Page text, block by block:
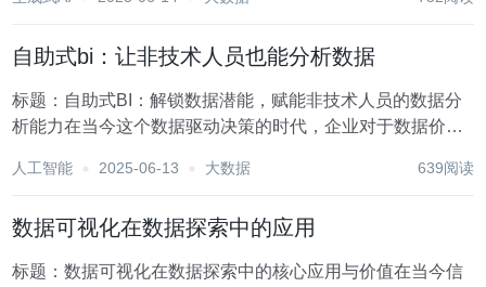
展，数据职业应运而生，并迅速成为职场上的热门领域。这
自助式bi：让非技术人员也能分析数据
标题：自助式BI：解锁数据潜能，赋能非技术人员的数据分
析能力在当今这个数据驱动决策的时代，企业对于数据价值
Intelligence, BI）工具往往因其技术门槛高、操作复杂，而将
人工智能 2025-06-13 大数据 639阅读
数据可视化在数据探索中的应用
标题：数据可视化在数据探索中的核心应用与价值在当今信